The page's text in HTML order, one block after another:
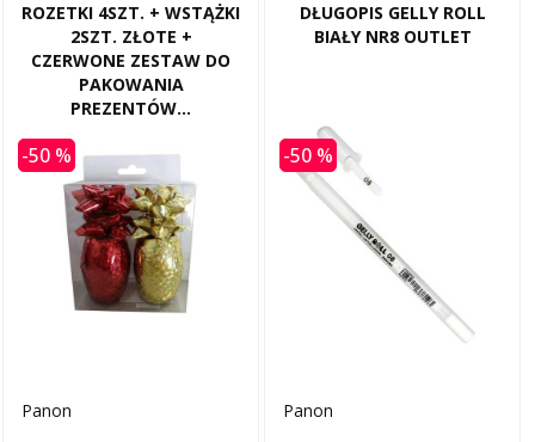
ROZETKI 4SZT. + WSTĄŻKI
2SZT. ZŁOTE +
CZERWONE ZESTAW DO
PAKOWANIA
PREZENTÓW...
-50 %
Panon
DŁUGOPIS GELLY ROLL
BIAŁY NR8 OUTLET
-50 %
Panon